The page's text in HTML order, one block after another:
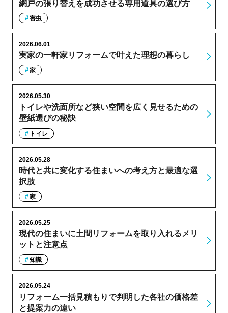
網戸の張り替えを成功させる専用道具の選び方
害虫
実家の一軒家リフォームで叶えた理想の暮らし
2026.06.01
家
トイレや洗面所など狭い空間を広く見せるための
壁紙選びの秘訣
2026.05.30
トイレ
時代と共に変化する住まいへの考え方と最適な選
択肢
2026.05.28
家
現代の住まいに土間リフォームを取り入れるメリ
ットと注意点
2026.05.25
知識
リフォーム一括見積もりで判明した各社の価格差
と提案力の違い
2026.05.24